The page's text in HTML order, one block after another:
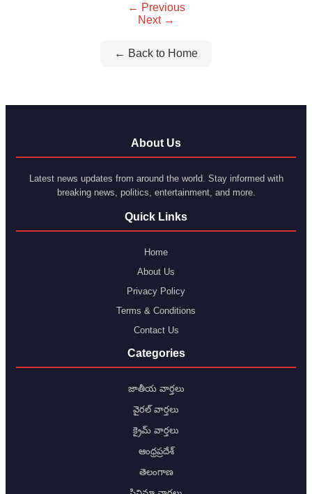
← Previous
Next →
← Back to Home
About Us
Latest news updates from around the world. Stay informed with
breaking news, politics, entertainment, and more.
Quick Links
Home
About Us
Privacy Policy
Terms & Conditions
Contact Us
Categories
జాతీయ వార్తలు
వైరల్ వార్తలు
క్రైమ్ వార్తలు
ఆంధ్రప్రదేశ్
తెలంగాణ